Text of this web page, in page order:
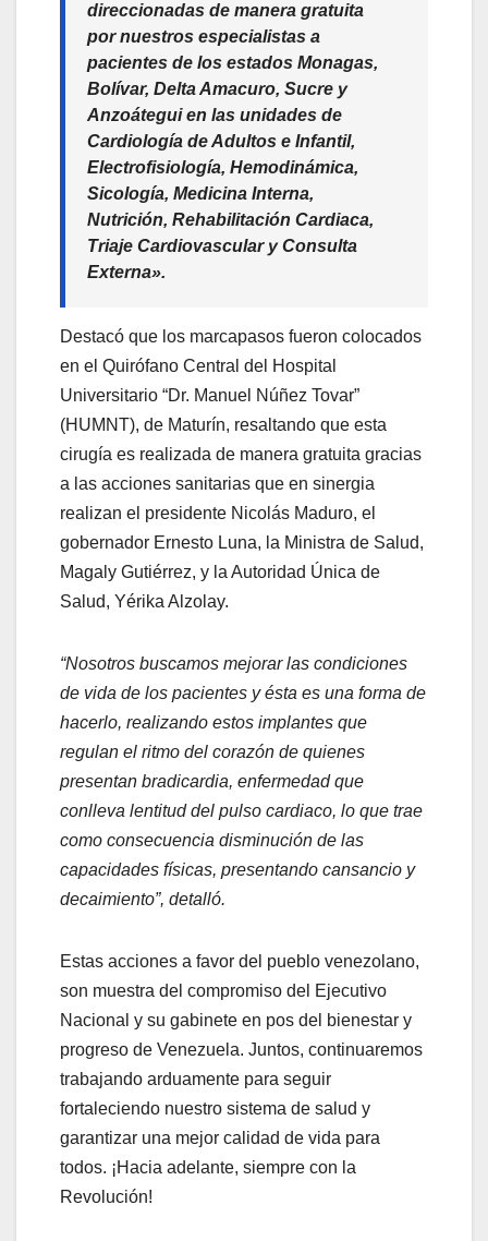
direccionadas de manera gratuita
por nuestros especialistas a
pacientes de los estados Monagas,
Bolívar, Delta Amacuro, Sucre y
Anzoátegui en las unidades de
Cardiología de Adultos e Infantil,
Electrofisiología, Hemodinámica,
Sicología, Medicina Interna,
Nutrición, Rehabilitación Cardiaca,
Triaje Cardiovascular y Consulta
Externa».
Destacó que los marcapasos fueron colocados
en el Quirófano Central del Hospital
Universitario “Dr. Manuel Núñez Tovar”
(HUMNT), de Maturín, resaltando que esta
cirugía es realizada de manera gratuita gracias
a las acciones sanitarias que en sinergia
realizan el presidente Nicolás Maduro, el
gobernador Ernesto Luna, la Ministra de Salud,
Magaly Gutiérrez, y la Autoridad Única de
Salud, Yérika Alzolay.
“Nosotros buscamos mejorar las condiciones
de vida de los pacientes y ésta es una forma de
hacerlo, realizando estos implantes que
regulan el ritmo del corazón de quienes
presentan bradicardia, enfermedad que
conlleva lentitud del pulso cardiaco, lo que trae
como consecuencia disminución de las
capacidades físicas, presentando cansancio y
decaimiento”, detalló.
Estas acciones a favor del pueblo venezolano,
son muestra del compromiso del Ejecutivo
Nacional y su gabinete en pos del bienestar y
progreso de Venezuela. Juntos, continuaremos
trabajando arduamente para seguir
fortaleciendo nuestro sistema de salud y
garantizar una mejor calidad de vida para
todos. ¡Hacia adelante, siempre con la
Revolución!